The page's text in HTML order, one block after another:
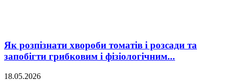
Як розпізнати хвороби томатів і розсади та
запобігти грибковим і фізіологічним...
18.05.2026